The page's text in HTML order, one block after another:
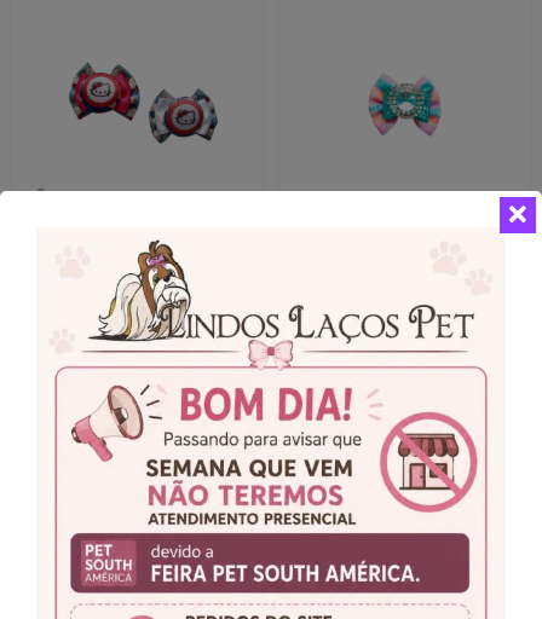
A partir de 2x de R$ 6,00 sem juros
Laços Médios Hello
Kitty
A partir de
R$12,00
R$12,00
VER MAIS
Campanha lançada com
sucesso!